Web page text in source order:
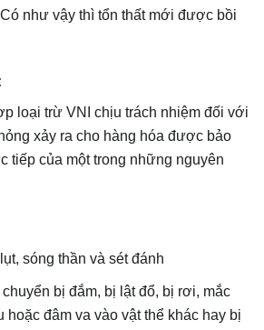
như vậy thì tổn thất mới được bồi
loại trừ VNI chịu trách nhiệm đối với
xảy ra cho hàng hóa được bảo
tiếp của một trong những nguyên
sóng thần và sét đánh
bị đắm, bị lật đổ, bị rơi, mắc
hoặc đâm va vào vật thể khác hay bị